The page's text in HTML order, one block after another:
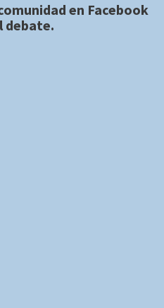
en Facebook
debate.